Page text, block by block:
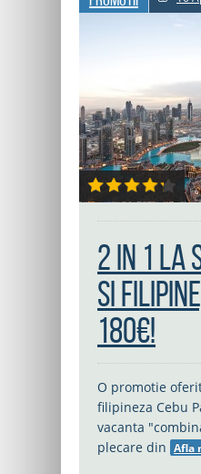
2 in 1 la
si
180€!
O promotie
filipineza Cebu
vacanta
plecare din Afla